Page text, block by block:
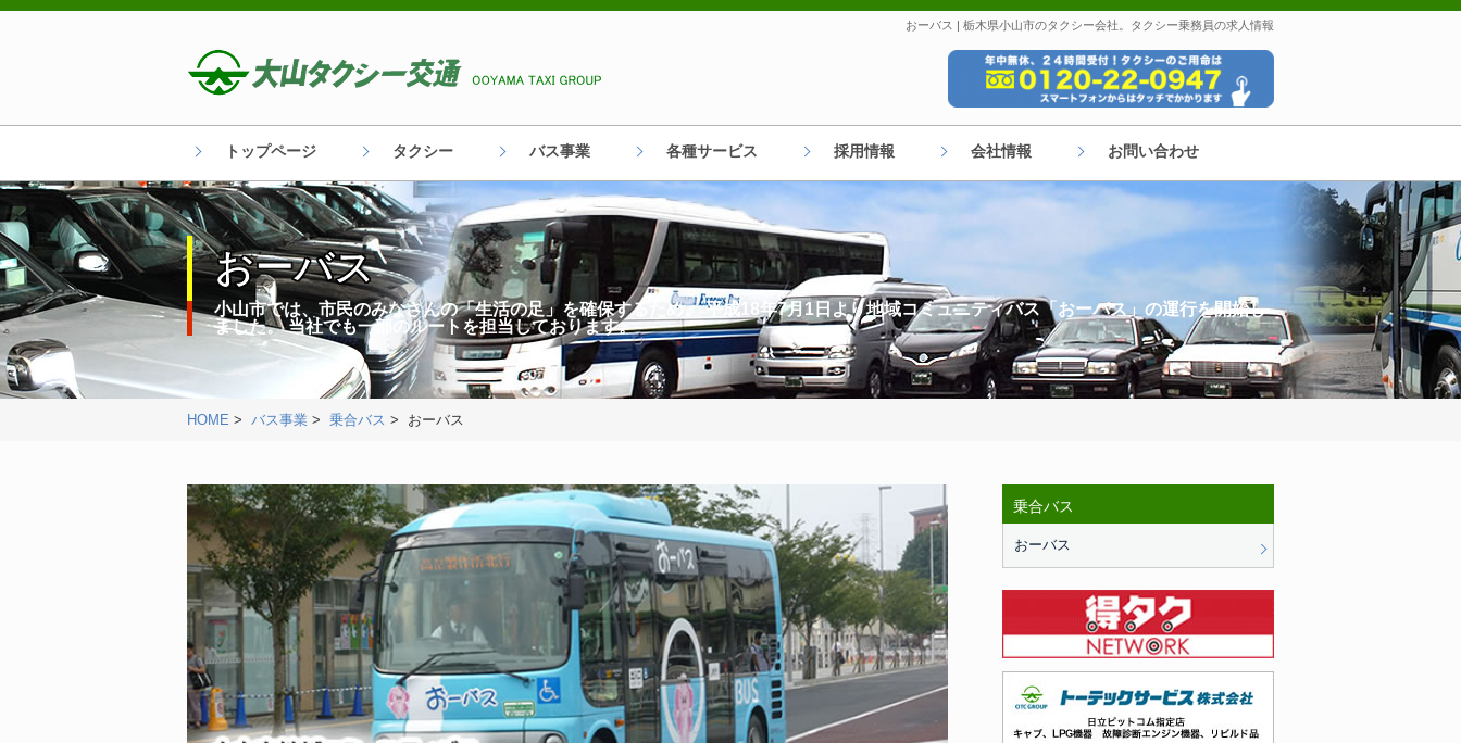
おーバス | 栃木県小山市のタクシー会社。タクシー乗務員の求人情報
トップページ タクシー バス事業 各種サービス 採用情報 会社情報 お問い合わせ
おーバス
小山市では、市民のみなさんの「生活の足」を確保するため、 平成18年7月1日より地域コミュニティバス「おーバス」の運行を開始し
ました。 当社でも一部のルートを担当しております。
HOME > バス事業 > 乗合バス > おーバス
乗合バス
おーバス